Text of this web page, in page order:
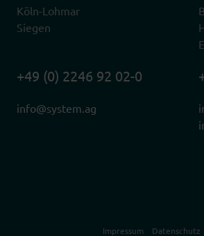
Köln-Lohmar
Siegen
+49 (0) 2246 92 02-0
info@system.ag
Impressum Datenschutz